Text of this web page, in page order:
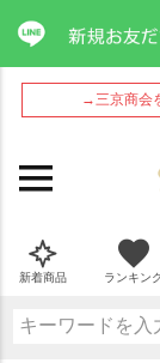
→三京商会
新着商品 ランキン